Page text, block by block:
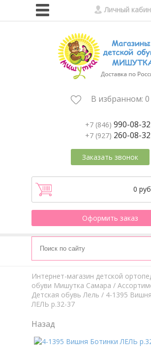
Личный
В избранном: 0
+7 (846) 990-08-32
+7 (927) 260-08-32
Заказать звонок
0
Оформить заказ
Интернет-магазин детской
обуви Мишутка Самара /
Детская обувь Лель / 4-1395
ЛЕЛЬ р.32-37
Назад